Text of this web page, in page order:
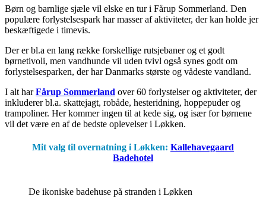
Børn og barnlige sjæle vil elske en tur i Fårup Sommerland. Den
populære forlystelsespark har masser af aktiviteter, der kan holde jer
beskæftigede i timevis.
Der er bl.a en lang række forskellige rutsjebaner og et godt
børnetivoli, men vandhunde vil uden tvivl også synes godt om
forlystelsesparken, der har Danmarks største og vådeste vandland.
I alt harFårup Sommerland over 60 forlystelser og aktiviteter, der
inkluderer bl.a. skattejagt, robåde, hesteridning, hoppepuder og
trampoliner. Her kommer ingen til at kede sig, og især for børnene
vil det være en af de bedste oplevelser i Løkken.
Mit valg til overnatning i Løkken: Kallehavegaard
Badehotel
De ikoniske badehuse på stranden i Løkken